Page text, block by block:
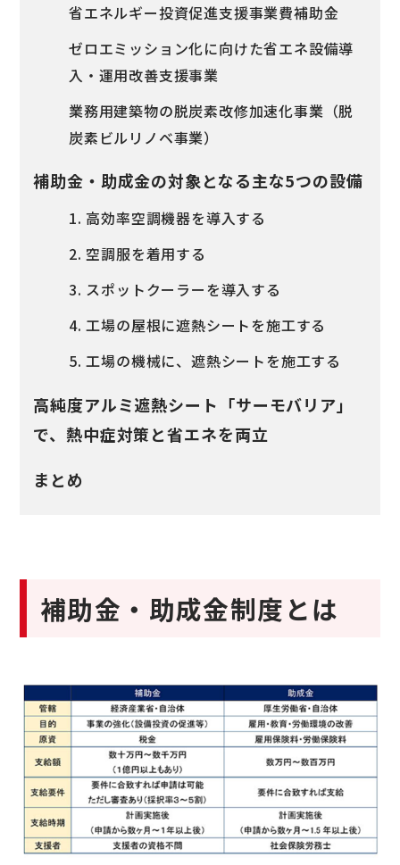
省エネルギー投資促進支援事業費補助金
ゼロエミッション化に向けた省エネ設備導
入・運用改善支援事業
業務用建築物の脱炭素改修加速化事業（脱
炭素ビルリノベ事業）
補助金・助成金の対象となる主な5つの設備
1. 高効率空調機器を導入する
2. 空調服を着用する
3. スポットクーラーを導入する
4. 工場の屋根に遮熱シートを施工する
5. 工場の機械に、遮熱シートを施工する
高純度アルミ遮熱シート「サーモバリア」
で、熱中症対策と省エネを両立
まとめ
補助金・助成金制度とは